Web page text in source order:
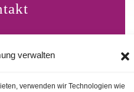
verwalten
verwenden wir Technologien wie
fit.de